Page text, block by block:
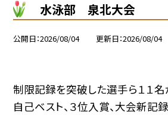
水泳部 泉北大会
公開日 2026/08/04 更新日 2026/08/04
制限記録を突破した選手ら１１名
自己ベスト、３位入賞、大会新記